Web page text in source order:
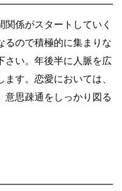
係がスタートしていく
るので積極的に集まりな
さい。年後半に人脈を広
す。恋愛においては、
意思疎通をしっかり図る